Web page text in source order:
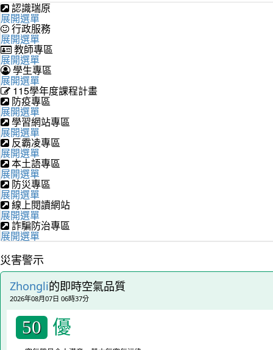
認識瑞原
展開選單
行政服務
展開選單
教師專區
展開選單
學生專區
展開選單
115學年度課程計畫
防疫專區
展開選單
學習網站專區
展開選單
反霸凌專區
展開選單
本土語專區
展開選單
防災專區
展開選單
線上閱讀網站
展開選單
詐騙防治專區
展開選單
災害警示
Zhongli的即時空氣品質
2026年08月07日 06時37分
50 優